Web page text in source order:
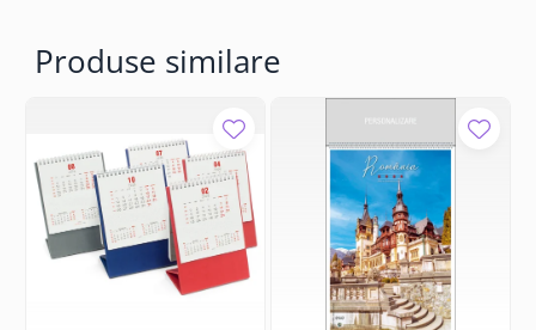
Produse similare